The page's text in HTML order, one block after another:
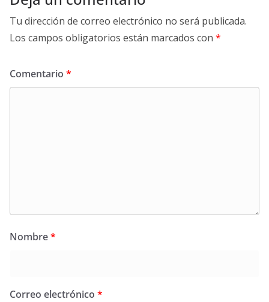
Tu dirección de correo electrónico no será publicada.
Los campos obligatorios están marcados con *
Comentario *
Nombre*
Correo electrónico *